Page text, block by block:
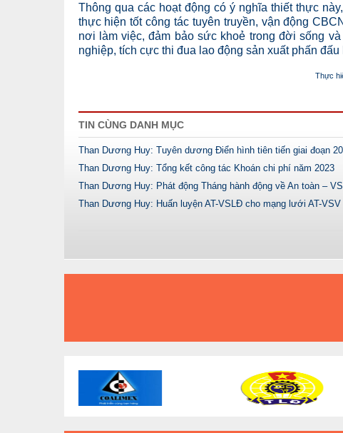
Thông qua các hoạt động có ý nghĩa thiết thực
thực hiện tốt công tác tuyên truyền, vận động
nơi làm việc, đảm bảo sức khoẻ trong đời sống
nghiệp, tích cực thi đua lao động sản xuất phấn
Thực
TIN CÙNG DANH MỤC
Than Dương Huy: Tuyên dương Điển hình tiên tiến giai đoạn
Than Dương Huy: Tổng kết công tác Khoán chi phí năm 2023
Than Dương Huy: Phát động Tháng hành động về An toàn –
Than Dương Huy: Huấn luyện AT-VSLĐ cho mạng lưới AT-VSV